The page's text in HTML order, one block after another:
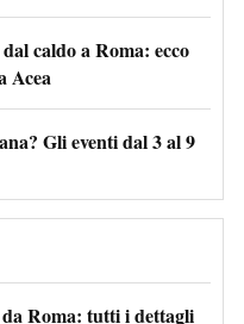
caldo a Roma: ecco
Acea
Gli eventi dal 3 al 9
Roma: tutti i dettagli